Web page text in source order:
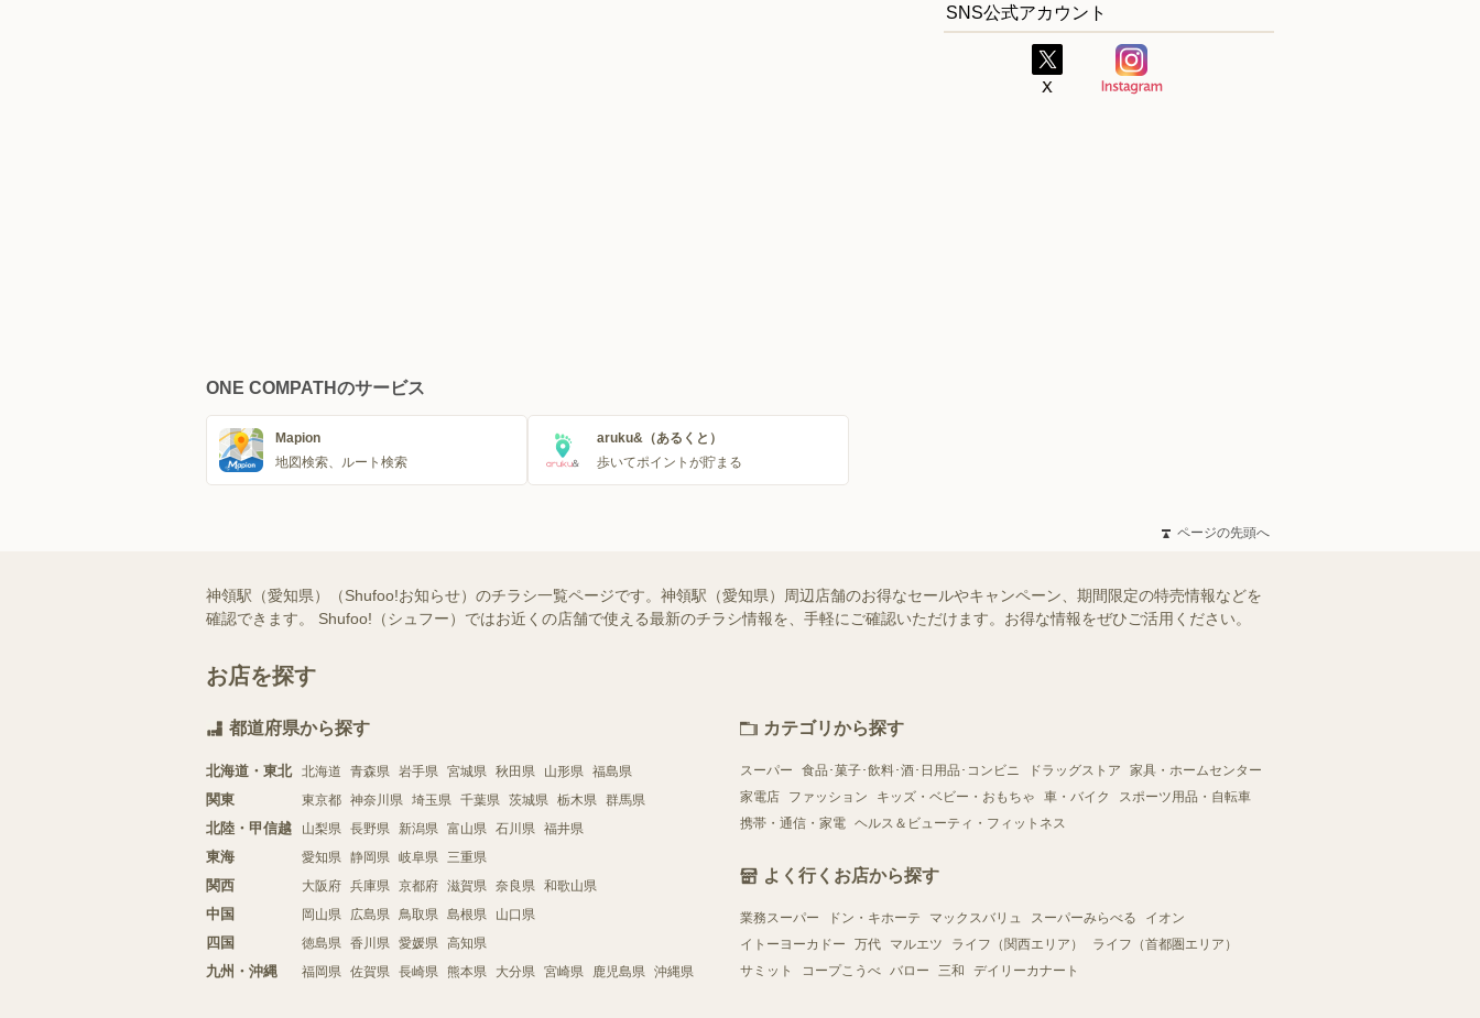
SNS公式アカウント
ONE COMPATHのサービス
Mapion
地図検索、ルート検索
aruku&（あるくと）
歩いてポイントが貯まる
ページの先頭へ
神領駅（愛知県）（Shufoo!お知らせ）のチラシ一覧ページです。神領駅（愛知県）周辺店舗のお得なセールやキャンペーン、期間限定の特売情報などを
確認できます。 Shufoo!（シュフー）ではお近くの店舗で使える最新のチラシ情報を、手軽にご確認いただけます。お得な情報をぜひご活用ください。
お店を探す
都道府県から探す
北海道・東北 北海道 青森県 岩手県 宮城県 秋田県 山形県 福島県
関東 東京都 神奈川県 埼玉県 千葉県 茨城県 栃木県 群馬県
北陸・甲信越 山梨県 長野県 新潟県 富山県 石川県 福井県
東海 愛知県 静岡県 岐阜県 三重県
関西 大阪府 兵庫県 京都府 滋賀県 奈良県 和歌山県
中国 岡山県 広島県 鳥取県 島根県 山口県
四国 徳島県 香川県 愛媛県 高知県
九州・沖縄 福岡県 佐賀県 長崎県 熊本県 大分県 宮崎県 鹿児島県 沖縄県
カテゴリから探す
スーパー 食品･菓子･飲料･酒･日用品･コンビニ ドラッグストア
家具・ホームセンター
家電店
ファッション キッズ・ベビー・おもちゃ 車・バイク
スポーツ用品・自転車
携帯・通信・家電 ヘルス＆ビューティ・フィットネス
よく行くお店から探す
業務スーパー ドン・キホーテ マックスバリュ スーパーみらべる
イオン
イトーヨーカドー
万代 マルエツ ライフ（関西エリア）
ライフ（首都圏エリア）
サミット
コープこうべ バロー 三和 デイリーカナート